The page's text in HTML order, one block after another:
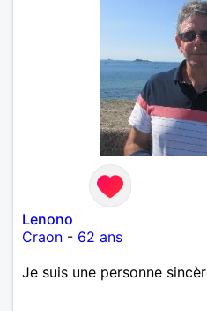
Lenono
Craon - 62 ans
Je suis une personne